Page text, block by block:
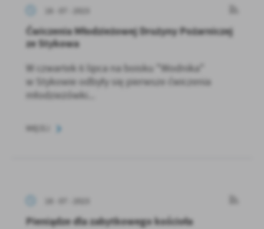
Ćwiczenia Młodzieżowej Drużyny Pożarniczej
ze Stykowa
W czwartek 6 lipca na boisku "Wodnika"
w Stykowie odbyły się pierwsze ćwiczenia
młodzieżówki...
WIĘCEJ
Pieniądze dla zabytkowego kościoła